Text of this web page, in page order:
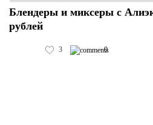
Блендеры и миксеры с
рублей
3 0